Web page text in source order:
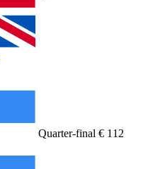
Quarter-final € 112